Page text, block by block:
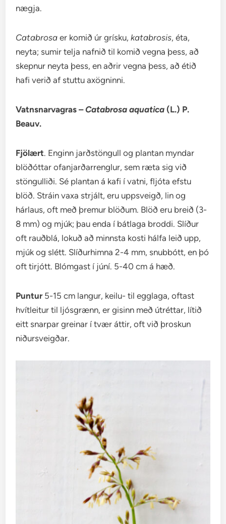
nægja.
Catabrosa er komið úr grísku,katabrosis, éta,
neyta; sumir telja nafnið til komið vegna þess, að
skepnur neyta þess, en aðrir vegna þess, að étið
hafi verið af stuttu axögninni.
Vatnsnarvagras –Catabrosa aquatica (L.) P.
Beauv.
Fjölært. Enginn jarðstöngull og plantan myndar
blöðóttar ofanjarðarrenglur, sem ræta sig við
stöngulliði. Sé plantan á kafi í vatni, fljóta efstu
blöð. Stráin vaxa strjált, eru uppsveigð, lin og
hárlaus, oft með þremur blöðum. Blöð eru breið (3-
8 mm) og mjúk; þau enda í bátlaga broddi. Slíður
oft rauðblá, lokuð að minnsta kosti hálfa leið upp,
mjúk og slétt. Slíðurhimna 2-4 mm, snubbótt, en þó
oft tirjótt. Blómgast í júní. 5-40 cm á hæð.
Puntur5-15 cm langur, keilu- til egglaga, oftast
hvítleitur til ljósgrænn, er gisinn með útréttar, lítið
eitt snarpar greinar í tvær áttir, oft við þroskun
niðursveigðar.